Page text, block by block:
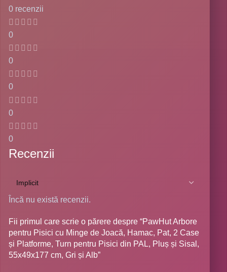
0 recenzii
0
0
0
0
0
Recenzii
Încă nu există recenzii.
Fii primul care scrie o părere despre “PawHut Arbore
pentru Pisici cu Minge de Joacă, Hamac, Pat, 2 Case
și Platforme, Turn pentru Pisici din PAL, Pluș și Sisal,
55x49x177 cm, Gri și Alb”